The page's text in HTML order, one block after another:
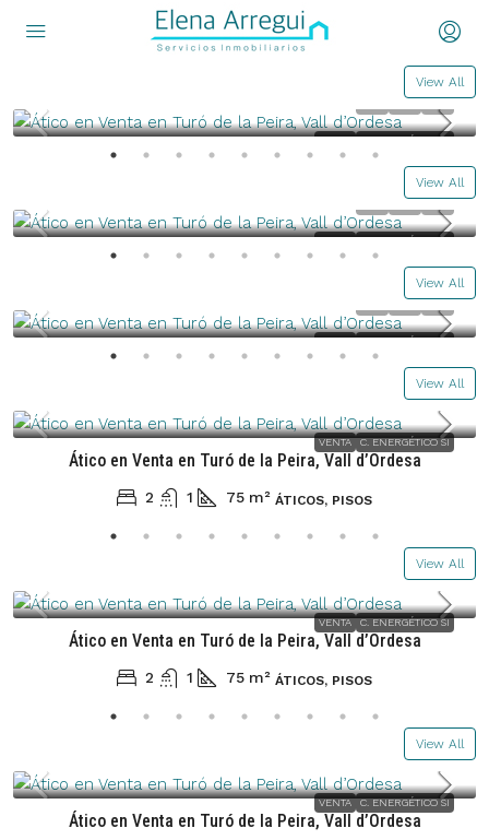
View All
VENTA C. ENERGÉTICO SI
Ático en Venta en Turó de la Peira, Vall d’Ordesa
75 m²
435.000€
View All
VENTA C. ENERGÉTICO SI
Ático en Venta en Turó de la Peira, Vall d’Ordesa
1 75 m²
435.000€
View All
VENTA C. ENERGÉTICO SI
Ático en Venta en Turó de la Peira, Vall d’Ordesa
1 75 m²
435.000€
View All
VENTA C. ENERGÉTICO SI
435.000€
Ático en Venta en Turó de la Peira, Vall d’Ordesa
2 1 75 m² ÁTICOS, PISOS
View All
VENTA C. ENERGÉTICO SI
435.000€
Ático en Venta en Turó de la Peira, Vall d’Ordesa
2 1 75 m² ÁTICOS, PISOS
View All
VENTA C. ENERGÉTICO SI
435.000€
Ático en Venta en Turó de la Peira, Vall d’Ordesa